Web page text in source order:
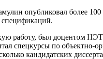
опубликовал более
спецификаций.
работу, был доцентом
спецкурсы по
кандидатских